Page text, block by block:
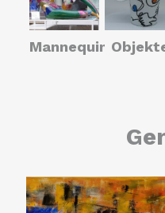
Mannequins